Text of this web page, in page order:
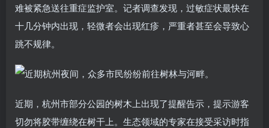
难被紧急送往重症监护室。记者调查发现，过敏症状最快在
十几分钟内出现，轻微者会出现红疹，严重者甚至会导致心
跳不规律。
近期，杭州市部分公园的树木上出现了提醒告示，提示游客
切勿将胶带缠绕在树干上。生态领域的专家在接受采访时指